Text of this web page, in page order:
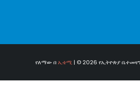
የለማው በኢቴሚ| © 2026 የኢትዮጵያ